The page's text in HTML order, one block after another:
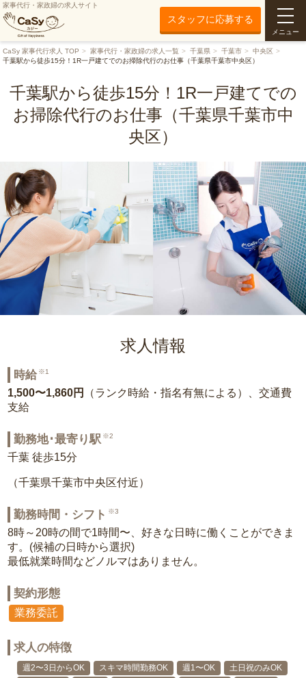
家事代行・家政婦の求人サイト
スタッフに応募する
メニュー
CaSy 家事代行求人 TOP 家事代行・家政婦の求人一覧 千葉県 千葉市
中央区
千葉駅から徒歩15分！1R一戸建てでのお掃除代行のお仕事（千葉県千葉市中央区）
千葉駅から徒歩15分！1R一戸建てでの
お掃除代行のお仕事（千葉県千葉市中
央区）
求人情報
時給 ※1
1,500〜1,860円
（ランク時給・指名有無による）、交通費
支給
勤務地･最寄り駅 ※2
千葉 徒歩15分
（千葉県千葉市中央区付近）
勤務時間・シフト ※3
8時～20時の間で1時間〜、好きな日時に働くことができま
す。(候補の日時から選択)
最低就業時間などノルマはありません。
契約形態
業務委託
求人の特徴
週2〜3日からOK スキマ時間勤務OK 週1〜OK
土日祝のみOK